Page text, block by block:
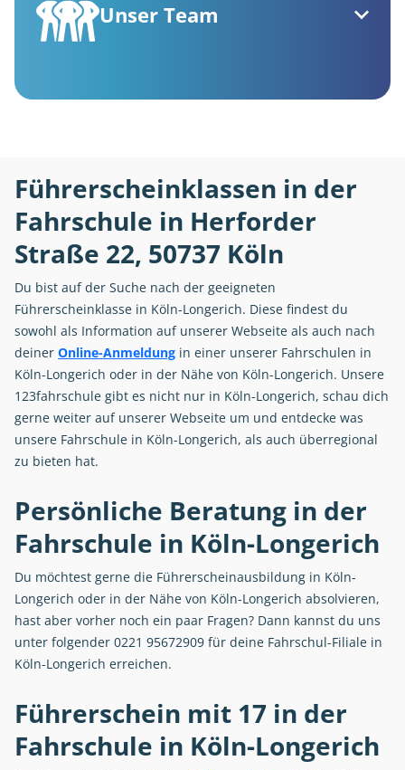
Unser Team
Führerscheinklassen in der
Fahrschule in Herforder
Straße 22, 50737 Köln
Du bist auf der Suche nach der geeigneten
Führerscheinklasse in Köln-Longerich. Diese findest du
sowohl als Information auf unserer Webseite als auch nach
deiner Online-Anmeldung in einer unserer Fahrschulen in
Köln-Longerich oder in der Nähe von Köln-Longerich. Unsere
123fahrschule gibt es nicht nur in Köln-Longerich, schau dich
gerne weiter auf unserer Webseite um und entdecke was
unsere Fahrschule in Köln-Longerich, als auch überregional
zu bieten hat.
Persönliche Beratung in der
Fahrschule in Köln-Longerich
Du möchtest gerne die Führerscheinausbildung in Köln-
Longerich oder in der Nähe von Köln-Longerich absolvieren,
hast aber vorher noch ein paar Fragen? Dann kannst du uns
unter folgender 0221 95672909 für deine Fahrschul-Filiale in
Köln-Longerich erreichen.
Führerschein mit 17 in der
Fahrschule in Köln-Longerich